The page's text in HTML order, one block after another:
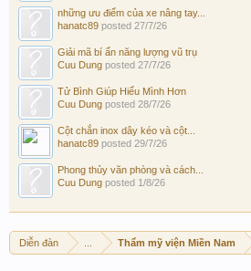
những ưu điểm của xe nâng tay...
hanatc89 posted 27/7/26
Giải mã bí ẩn năng lượng vũ trụ
Cuu Dung posted 27/7/26
Tử Bình Giúp Hiểu Mình Hơn
Cuu Dung posted 28/7/26
Cột chắn inox dây kéo và cột...
hanatc89 posted 29/7/26
Phong thủy văn phòng và cách...
Cuu Dung posted 1/8/26
Diễn đàn Thẩm mỹ viện Miền Nam